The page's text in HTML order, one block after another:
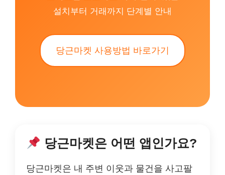
설치부터 거래까지 단계별 안내
당근마켓 사용방법 바로가기
당근마켓은 어떤 앱인가요?
당근마켓은 내 주변 이웃과 물건을 사고팔